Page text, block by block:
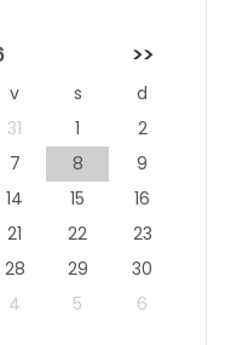
>>
v s
d
31 1
2
7 8
9
14 15
16
21 22
23
28 29
30
4 5 6